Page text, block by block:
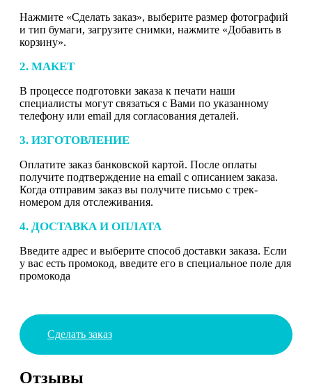
Нажмите «Сделать заказ», выберите размер фотографий
и тип бумаги, загрузите снимки, нажмите «Добавить в
корзину».
2. МАКЕТ
В процессе подготовки заказа к печати наши
специалисты могут связаться с Вами по указанному
телефону или email для согласования деталей.
3. ИЗГОТОВЛЕНИЕ
Оплатите заказ банковской картой. После оплаты
получите подтверждение на email с описанием заказа.
Когда отправим заказ вы получите письмо с трек-
номером для отслеживания.
4. ДОСТАВКА И ОПЛАТА
Введите адрес и выберите способ доставки заказа. Если
у вас есть промокод, введите его в специальное поле для
промокода
Сделать заказ
Отзывы